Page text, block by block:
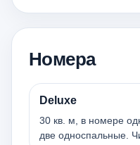
Номера
Deluxe
30 кв. м, в номере
две односпальные.